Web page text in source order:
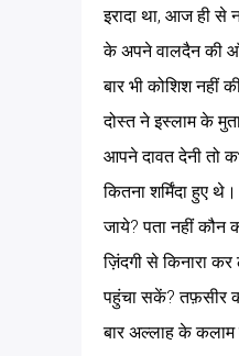
इरादा था, आज ही
के अपने वालदैन की
बार भी कोशिश नहीं
दोस्त ने इस्लाम के
आपने दावत देनी तो
कितना शर्मिंदा हुए
जाये? पता नहीं
ज़िंदगी से किनारा
पहुंचा सकें? तफ़सीर
बार अल्लाह के